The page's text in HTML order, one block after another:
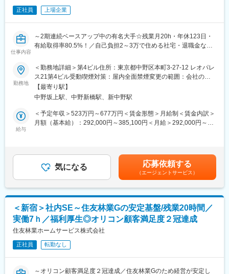
＜社内システム改善・DX企画＞
・業務上の課題ヒアリング
・改善企画の立案
・ベンダーとの仕様調整
・社内システム（販売管理など）のアップデート提案
・フリーアドレス
・自動昇降デスク
・開放的なオフィス空間
・無人内見システムの導入
“働きやすさ”と“最新の働き方アップデート”が進んでいる会社で
す。
100億企業へ」という長期ビジョンを掲げています。
・IT投資への理解が深く、改善提案も歓迎される文化があり、若
手でも新しい提案が形になりやすい環境です。
変更の範囲：会社の定める業務
正社員 上場企業
仕事内容
～2期連続ベースアップ中の有名大手☆残業月20h・年休123日・
有給取得率80.5%！／自己負担2～3万で住める社宅・退職金など
＼こんな方にオススメ／
●ITの実務経験を活かしながら、リスク管理やコンプライアンス、
ガバナンス領域にキャリアを広げたい方
●管理監督者・スペシャリストとして成長していきたい方
●IT業務知識の深度を深めたい方
●ワークライフバランスを整えたい方
外グループ会社を対象にした情報システムに関する監査業務をお
任せします。
以下の業務を行っていただきます。※詳細は面接の場にてお話頂き
・システム監査
・情報セキュリティ監査
・システムに係る内部統制（J-SOX）監査
■組織構成：
内部統制課11名
責任者1名、会計監査チーム7名、IT監査チーム3名
勤務地
＜勤務地詳細＞第4ビル住所：東京都中野区本町3-27-12 レオパレ
ス21第4ビル受動喫煙対策：屋内全面禁煙変更の範囲：会社の定
める事業所
【最寄り駅】
中野坂上駅、中野新橋駅、新中野駅
給与
＜予定年収＞523万円～677万円＜賃金形態＞月給制＜賃金内訳＞
月額（基本給）：292,000円～385,100円＜月給＞292,000円～
選考を通じて上下する可能性があります。月給(月額)は固定手当を
含めた表記です。
気になる 応募依頼する
（エージェントサービス）
＜新宿＞社内SE～住友林業Gの安定基盤/残業20時間／
実働7ｈ／福利厚生◎オリコン顧客満足度２冠達成
住友林業ホームサービス株式会社
正社員 転勤なし
～オリコン顧客満足度２冠達成／住友林業Gのため経営が安定し